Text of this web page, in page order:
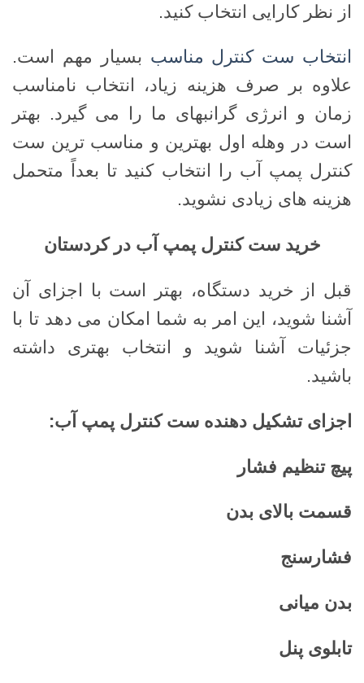
از نظر کارایی انتخاب کنید.
انتخاب ست کنترل مناسب بسیار مهم است.
علاوه بر صرف هزینه زیاد، انتخاب نامناسب
زمان و انرژی گرانبهای ما را می گیرد. بهتر
است در وهله اول بهترین و مناسب ترین ست
کنترل پمپ آب را انتخاب کنید تا بعداً متحمل
هزینه های زیادی نشوید.
خرید ست کنترل پمپ آب در کردستان
قبل از خرید دستگاه، بهتر است با اجزای آن
آشنا شوید، این امر به شما امکان می دهد تا با
جزئیات آشنا شوید و انتخاب بهتری داشته
باشید.
اجزای تشکیل دهنده ست کنترل پمپ آب:
پیچ تنظیم فشار
قسمت بالای بدن
فشارسنج
بدن میانی
تابلوی پنل